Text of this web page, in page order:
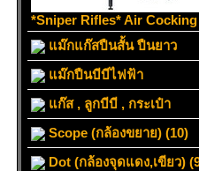
*Sniper Rifles* Air Cocking
แม๊กแก๊สปืนสั้น ปืนยาว
แม๊กปืนบีบีไฟฟ้า
แก๊ส , ลูกบีบี , กระเป๋า
Scope (กล้องขยาย) (10)
Dot (กล้องจุดแดง,เขียว)